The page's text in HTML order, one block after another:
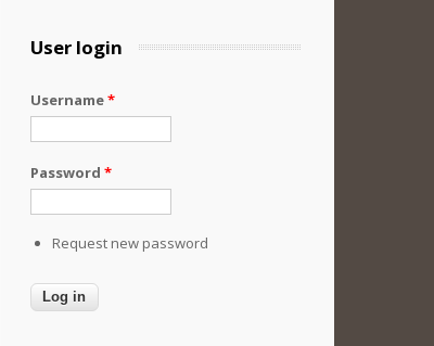
User login
Username*
Password *
Request new password